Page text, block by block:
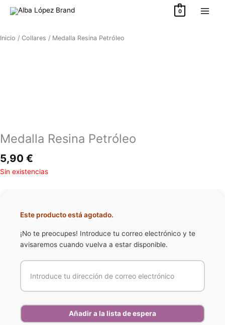
0
Inicio / Collares / Medalla Resina Petróleo
Medalla Resina Petróleo
5,90 €
Sin existencias
Este producto está agotado.
¡No te preocupes! Introduce tu correo electrónico y te
avisaremos cuando vuelva a estar disponible.